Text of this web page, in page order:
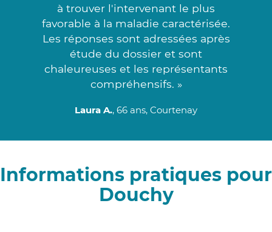
à trouver l'intervenant le plus
favorable à la maladie caractérisée.
Les réponses sont adressées après
étude du dossier et sont
chaleureuses et les représentants
compréhensifs. »
Laura A., 66 ans, Courtenay
Informations pratiques pour
Douchy